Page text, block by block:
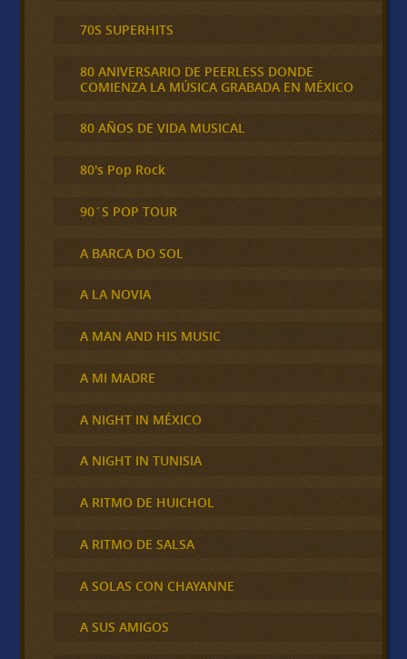
70S SUPERHITS
80 ANIVERSARIO DE PEERLESS DONDE
COMIENZA LA MÚSICA GRABADA EN MÉXICO
80 AÑOS DE VIDA MUSICAL
80's Pop Rock
90´S POP TOUR
A BARCA DO SOL
A LA NOVIA
A MAN AND HIS MUSIC
A MI MADRE
A NIGHT IN MÉXICO
A NIGHT IN TUNISIA
A RITMO DE HUICHOL
A RITMO DE SALSA
A SOLAS CON CHAYANNE
A SUS AMIGOS